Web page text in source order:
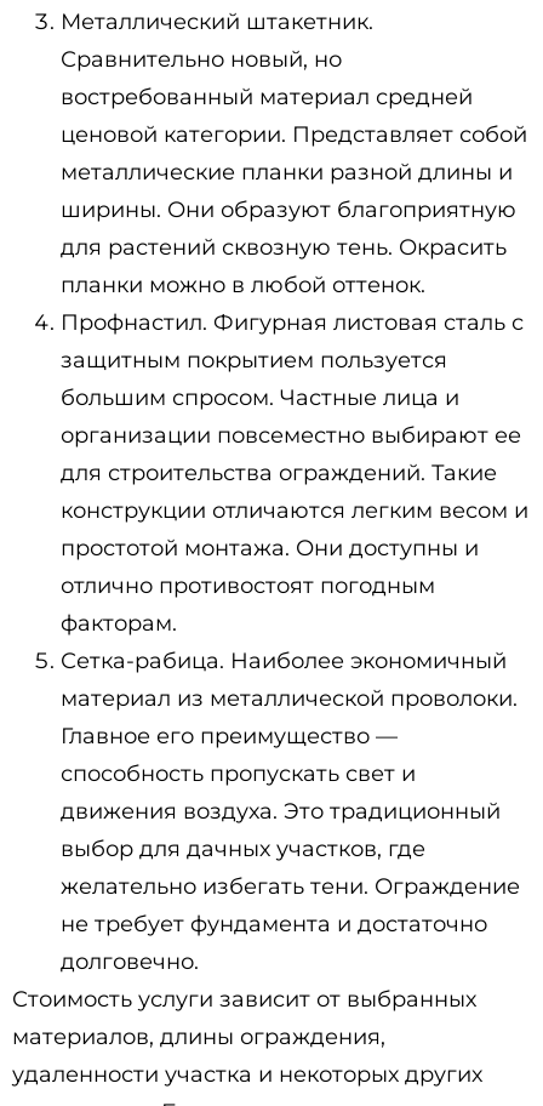
Металлический штакетник.
Сравнительно новый, но
востребованный материал средней
ценовой категории. Представляет собой
металлические планки разной длины и
ширины. Они образуют благоприятную
для растений сквозную тень. Окрасить
планки можно в любой оттенок.
Профнастил. Фигурная листовая сталь с
защитным покрытием пользуется
большим спросом. Частные лица и
организации повсеместно выбирают ее
для строительства ограждений. Такие
конструкции отличаются легким весом и
простотой монтажа. Они доступны и
отлично противостоят погодным
факторам.
Сетка-рабица. Наиболее экономичный
материал из металлической проволоки.
Главное его преимущество —
способность пропускать свет и
движения воздуха. Это традиционный
выбор для дачных участков, где
желательно избегать тени. Ограждение
не требует фундамента и достаточно
долговечно.
Стоимость услуги зависит от выбранных
материалов, длины ограждения,
удаленности участка и некоторых других